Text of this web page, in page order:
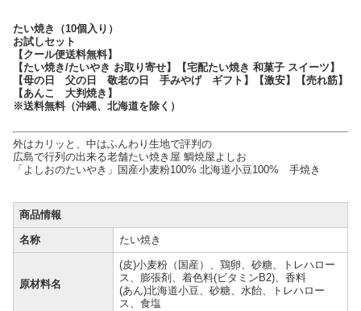
たい焼き（10個入り）
お試しセット
【クール便送料無料】
【たい焼き/たいやき お取り寄せ】【宅配たい焼き 和菓子 スイーツ】
【母の日 父の日 敬老の日 手みやげ ギフト】【激安】【売れ筋】
【あんこ 大判焼き】
※送料無料（沖縄、北海道を除く）
外はカリッと、中はふんわり生地で評判の
広島で行列の出来る老舗たい焼き屋 鯛焼屋よしお
「よしおのたいやき」国産小麦粉100% 北海道小豆100% 手焼き
商品情報
名称 たい焼き
原材料名
(皮)小麦粉（国産）、鶏卵、砂糖、トレハロー
ス、膨張剤、着色料(ビタミンB2)、香料
(あん)北海道小豆、砂糖、水飴、トレハロー
ス、食塩